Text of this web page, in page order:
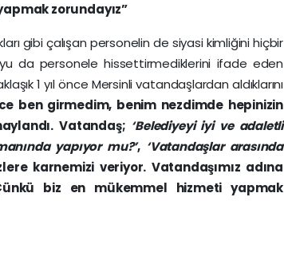
zorundayız”
gibi çalışan personelin de siyasi kimliğini hiçbir
da personele hissettirmediklerini ifade eden
1 yıl önce Mersinli vatandaşlardan aldıklarını
ben girmedim, benim nezdimde hepinizin
Vatandaş; ‘Belediyeyi iyi ve adaletli
yapıyor mu?’, ‘Vatandaşlar arasında
karnemizi veriyor. Vatandaşımız adına
biz en mükemmel hizmeti yapmak